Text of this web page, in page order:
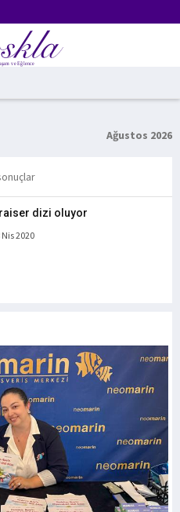
Ağustos 2026
dizi oluyor
Nis 2020